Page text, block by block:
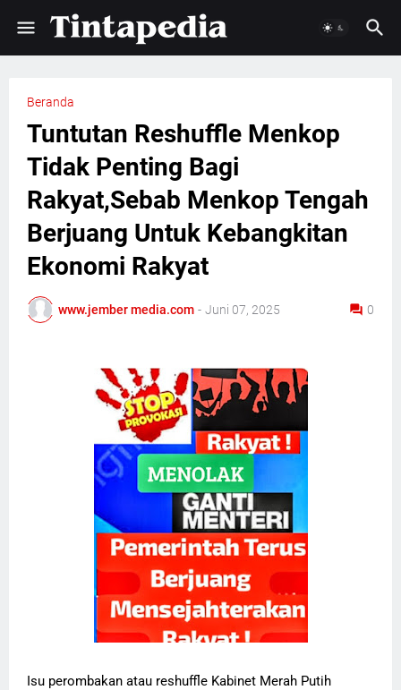
Beranda
Tuntutan Reshuffle Menkop
Tidak Penting Bagi
Rakyat,Sebab Menkop Tengah
Berjuang Untuk Kebangkitan
Ekonomi Rakyat
www.jember media.com - Juni 07, 2025 0
Isu perombakan atau reshuffle Kabinet Merah Putih